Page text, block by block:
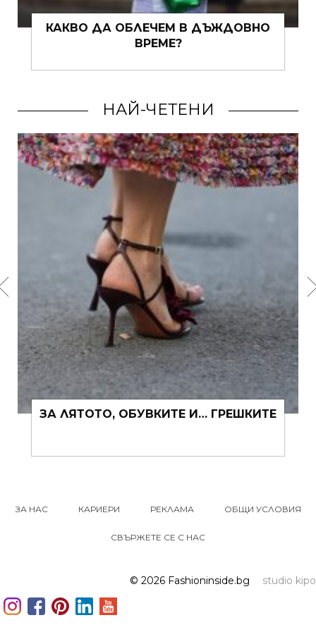
КАКВО ДА ОБЛЕЧЕМ В ДЪЖДОВНО
ВРЕМЕ?
НАЙ-ЧЕТЕНИ
ЗА ЛЯТОТО, ОБУВКИТЕ И… ГРЕШКИТЕ
ЗА НАС КАРИЕРИ РЕКЛАМА ОБЩИ УСЛОВИЯ
СВЪРЖЕТЕ СЕ С НАС
studio kipo
© 2026 Fashioninside.bg